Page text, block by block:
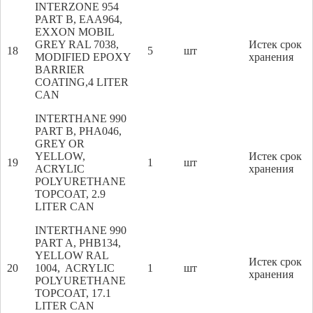
18
INTERZONE 954
PART B, EAA964,
EXXON MOBIL
GREY RAL 7038,
MODIFIED EPOXY
BARRIER
COATING,4 LITER
CAN
5 шт
Истек срок
хранения
19
INTERTHANE 990
PART B, PHA046,
GREY OR
YELLOW,
ACRYLIC
POLYURETHANE
TOPCOAT, 2.9
LITER CAN
1 шт
Истек срок
хранения
20
INTERTHANE 990
PART A, PHB134,
YELLOW RAL
1004, ACRYLIC
POLYURETHANE
TOPCOAT, 17.1
LITER CAN
1 шт
Истек срок
хранения